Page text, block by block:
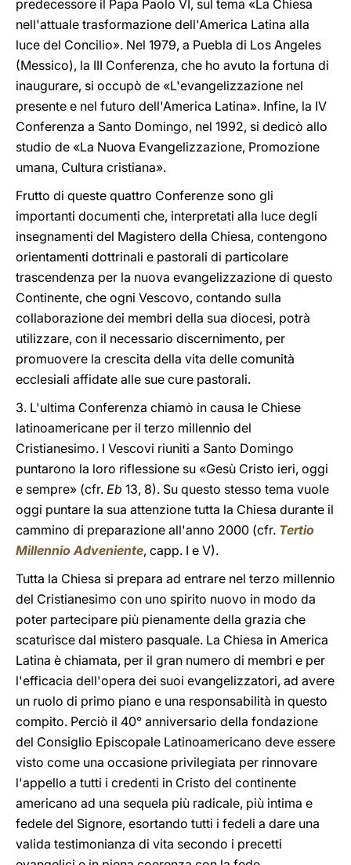
predecessore il Papa Paolo VI, sul tema «La Chiesa
nell'attuale trasformazione dell'America Latina alla
luce del Concilio». Nel 1979, a Puebla di Los Angeles
(Messico), la III Conferenza, che ho avuto la fortuna di
inaugurare, si occupò de «L'evangelizzazione nel
presente e nel futuro dell'America Latina». Infine, la IV
Conferenza a Santo Domingo, nel 1992, si dedicò allo
studio de «La Nuova Evangelizzazione, Promozione
umana, Cultura cristiana».
Frutto di queste quattro Conferenze sono gli
importanti documenti che, interpretati alla luce degli
insegnamenti del Magistero della Chiesa, contengono
orientamenti dottrinali e pastorali di particolare
trascendenza per la nuova evangelizzazione di questo
Continente, che ogni Vescovo, contando sulla
collaborazione dei membri della sua diocesi, potrà
utilizzare, con il necessario discernimento, per
promuovere la crescita della vita delle comunità
ecclesiali affidate alle sue cure pastorali.
3. L'ultima Conferenza chiamò in causa le Chiese
latinoamericane per il terzo millennio del
Cristianesimo. I Vescovi riuniti a Santo Domingo
puntarono la loro riflessione su «Gesù Cristo ieri, oggi
e sempre» (cfr. Eb 13, 8). Su questo stesso tema vuole
oggi puntare la sua attenzione tutta la Chiesa durante il
cammino di preparazione all'anno 2000 (cfr. Tertio
Millennio Adveniente, capp. I e V).
Tutta la Chiesa si prepara ad entrare nel terzo millennio
del Cristianesimo con uno spirito nuovo in modo da
poter partecipare più pienamente della grazia che
scaturisce dal mistero pasquale. La Chiesa in America
Latina è chiamata, per il gran numero di membri e per
l'efficacia dell'opera dei suoi evangelizzatori, ad avere
un ruolo di primo piano e una responsabilità in questo
compito. Perciò il 40° anniversario della fondazione
del Consiglio Episcopale Latinoamericano deve essere
visto come una occasione privilegiata per rinnovare
l'appello a tutti i credenti in Cristo del continente
americano ad una sequela più radicale, più intima e
fedele del Signore, esortando tutti i fedeli a dare una
valida testimonianza di vita secondo i precetti